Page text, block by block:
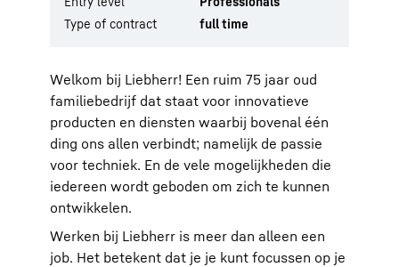
Welkom bij Liebherr! Een ruim 75 jaar oud
familiebedrijf dat staat voor innovatieve
producten en diensten waarbij bovenal één
ding ons allen verbindt; namelijk de passie
voor techniek. En de vele mogelijkheden die
iedereen wordt geboden om zich te kunnen
ontwikkelen.
Werken bij Liebherr is meer dan alleen een
job. Het betekent dat je je kunt focussen op je
Type of contract
full time